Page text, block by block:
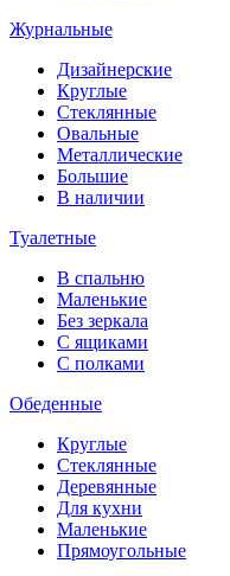
Журнальные
Дизайнерские
Круглые
Стеклянные
Овальные
Металлические
Большие
В наличии
Туалетные
В спальню
Маленькие
Без зеркала
С ящиками
С полками
Обеденные
Круглые
Стеклянные
Деревянные
Для кухни
Маленькие
Прямоугольные